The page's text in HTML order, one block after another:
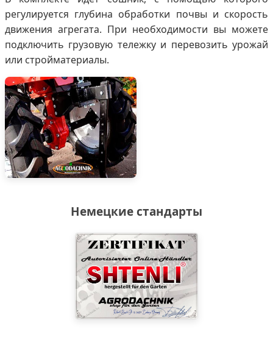
регулируется глубина обработки почвы и скорость
движения агрегата. При необходимости вы можете
подключить грузовую тележку и перевозить урожай
или стройматериалы.
Немецкие стандарты